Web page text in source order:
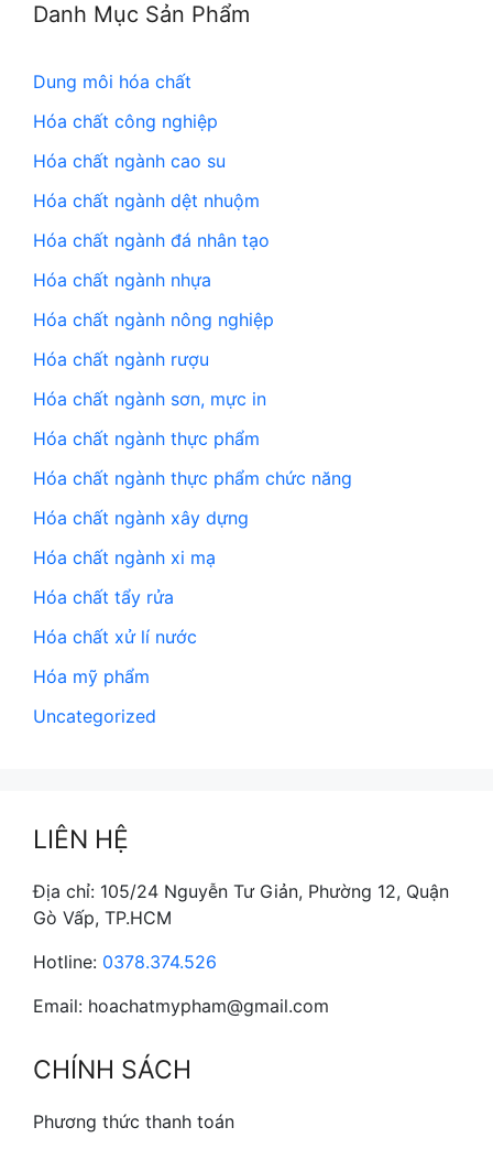
Danh Mục Sản Phẩm
Dung môi hóa chất
Hóa chất công nghiệp
Hóa chất ngành cao su
Hóa chất ngành dệt nhuộm
Hóa chất ngành đá nhân tạo
Hóa chất ngành nhựa
Hóa chất ngành nông nghiệp
Hóa chất ngành rượu
Hóa chất ngành sơn, mực in
Hóa chất ngành thực phẩm
Hóa chất ngành thực phẩm chức năng
Hóa chất ngành xây dựng
Hóa chất ngành xi mạ
Hóa chất tẩy rửa
Hóa chất xử lí nước
Hóa mỹ phẩm
Uncategorized
LIÊN HỆ
Địa chỉ: 105/24 Nguyễn Tư Giản, Phường 12, Quận
Gò Vấp, TP.HCM
Hotline: 0378.374.526
Email: hoachatmypham@gmail.com
CHÍNH SÁCH
Phương thức thanh toán